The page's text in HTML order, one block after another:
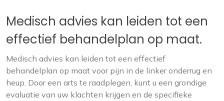
Medisch advies kan leiden tot een
effectief behandelplan op maat.
Medisch advies kan leiden tot een effectief
behandelplan op maat voor pijn in de linker onderrug en
heup. Door een arts te raadplegen, kunt u een grondige
evaluatie van uw klachten krijgen en de specifieke